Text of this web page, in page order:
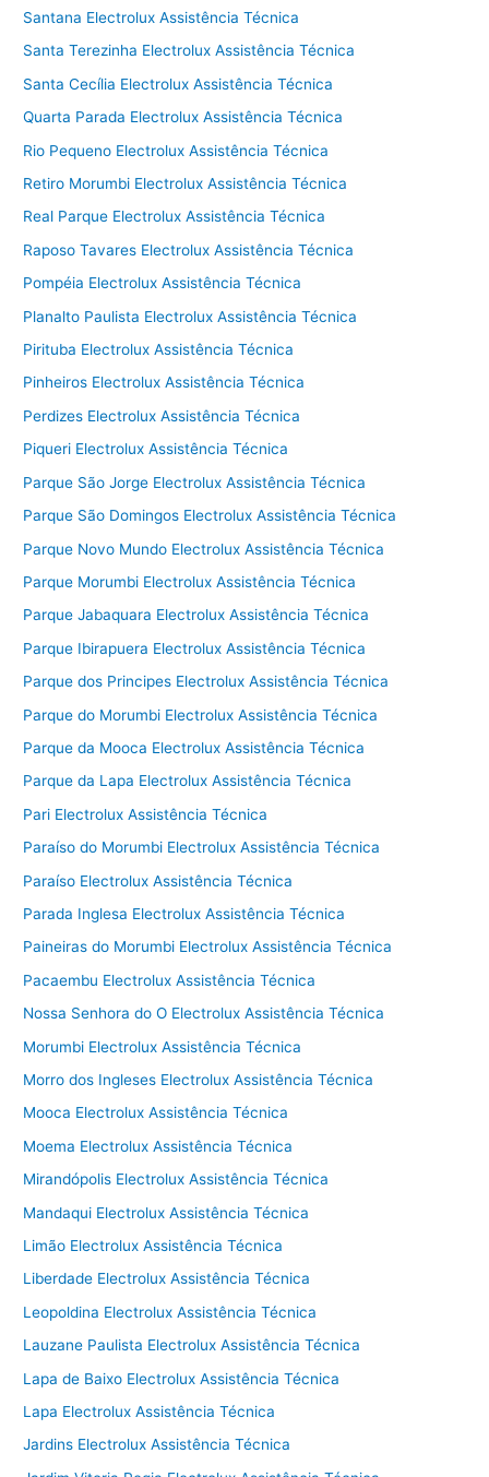
Santana Electrolux Assistência Técnica
Santa Terezinha Electrolux Assistência Técnica
Santa Cecília Electrolux Assistência Técnica
Quarta Parada Electrolux Assistência Técnica
Rio Pequeno Electrolux Assistência Técnica
Retiro Morumbi Electrolux Assistência Técnica
Real Parque Electrolux Assistência Técnica
Raposo Tavares Electrolux Assistência Técnica
Pompéia Electrolux Assistência Técnica
Planalto Paulista Electrolux Assistência Técnica
Pirituba Electrolux Assistência Técnica
Pinheiros Electrolux Assistência Técnica
Perdizes Electrolux Assistência Técnica
Piqueri Electrolux Assistência Técnica
Parque São Jorge Electrolux Assistência Técnica
Parque São Domingos Electrolux Assistência Técnica
Parque Novo Mundo Electrolux Assistência Técnica
Parque Morumbi Electrolux Assistência Técnica
Parque Jabaquara Electrolux Assistência Técnica
Parque Ibirapuera Electrolux Assistência Técnica
Parque dos Principes Electrolux Assistência Técnica
Parque do Morumbi Electrolux Assistência Técnica
Parque da Mooca Electrolux Assistência Técnica
Parque da Lapa Electrolux Assistência Técnica
Pari Electrolux Assistência Técnica
Paraíso do Morumbi Electrolux Assistência Técnica
Paraíso Electrolux Assistência Técnica
Parada Inglesa Electrolux Assistência Técnica
Paineiras do Morumbi Electrolux Assistência Técnica
Pacaembu Electrolux Assistência Técnica
Nossa Senhora do O Electrolux Assistência Técnica
Morumbi Electrolux Assistência Técnica
Morro dos Ingleses Electrolux Assistência Técnica
Mooca Electrolux Assistência Técnica
Moema Electrolux Assistência Técnica
Mirandópolis Electrolux Assistência Técnica
Mandaqui Electrolux Assistência Técnica
Limão Electrolux Assistência Técnica
Liberdade Electrolux Assistência Técnica
Leopoldina Electrolux Assistência Técnica
Lauzane Paulista Electrolux Assistência Técnica
Lapa de Baixo Electrolux Assistência Técnica
Lapa Electrolux Assistência Técnica
Jardins Electrolux Assistência Técnica